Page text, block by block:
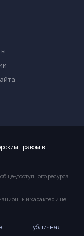
правом в
доступного ресурса
характер и не
Публичная